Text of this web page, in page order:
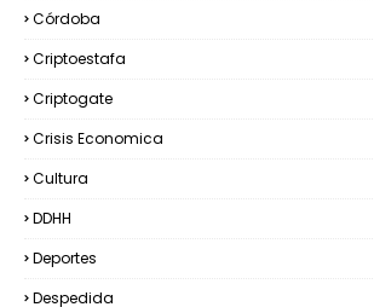
Córdoba
Criptoestafa
Criptogate
Crisis Economica
Cultura
DDHH
Deportes
Despedida